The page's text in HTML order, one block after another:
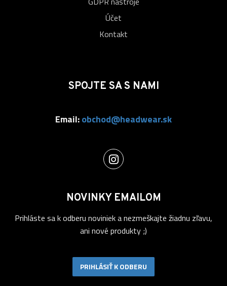
Účet
Kontakt
SPOJTE SA S NAMI
Email:obchod@headwear.sk
NOVINKY EMAILOM
Prihláste sa k odberu noviniek a nezmeškajte žiadnu zľavu,
ani nové produkty ;)
PRIHLÁSIŤ K ODBERU